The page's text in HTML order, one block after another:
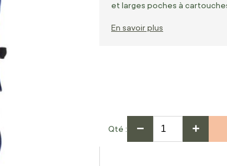
et larges poches à
En savoir plus
Qté − +